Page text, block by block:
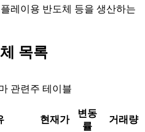
레이용 반도체 등을 생산하는
목록
관련주 테이블
현재가
변동
률
거래량